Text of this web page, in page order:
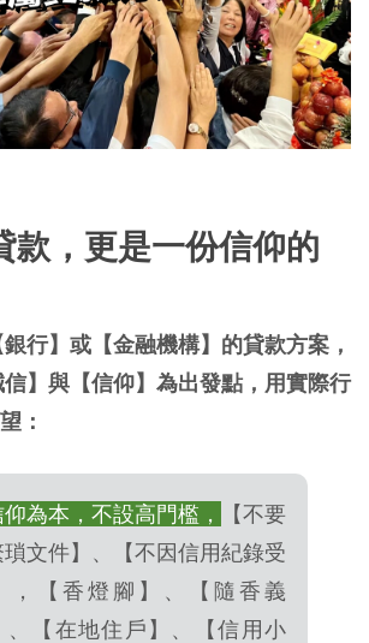
款，更是一份信仰的
行】或【金融機構】的貸款方案，
】與【信仰】為出發點，用實際行
：
為本，不設高門檻，
【不要
文件】、【不因信用紀錄受
，【香燈腳】、【隨香義
、【在地住戶】、【信用小